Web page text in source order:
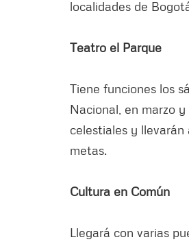
localidades de
Teatro el Parque
Tiene funciones los
Nacional, en marzo
celestiales y
metas.
Cultura en Común
Llegará con varias